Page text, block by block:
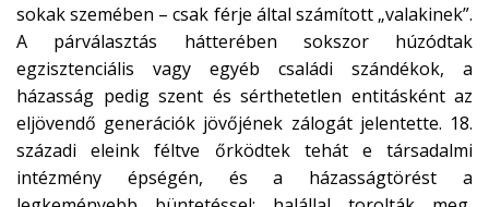
sokak szemében – csak férje által számított „valakinek”.
A párválasztás hátterében sokszor húzódtak
egzisztenciális vagy egyéb családi szándékok, a
házasság pedig szent és sérthetetlen entitásként az
eljövendő generációk jövőjének zálogát jelentette. 18.
századi eleink féltve őrködtek tehát e társadalmi
intézmény épségén, és a házasságtörést a